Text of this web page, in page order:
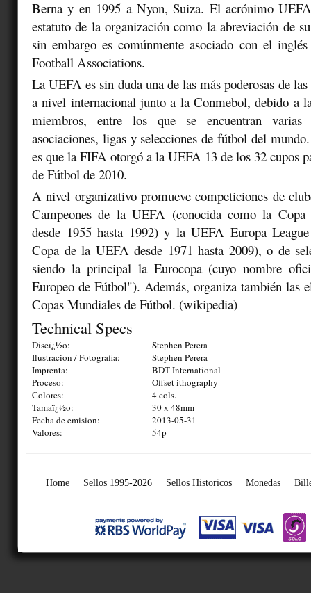
Berna y en 1995 a Nyon, Suiza. El acrónimo
estatuto de la organización como la abreviación de
sin embargo es comúnmente asociado con el
Football Associations.
La UEFA es sin duda una de las más poderosas de las
a nivel internacional junto a la Conmebol, debido a
miembros, entre los que se encuentran
asociaciones, ligas y selecciones de fútbol del
es que la FIFA otorgó a la UEFA 13 de los 32 cupos
de Fútbol de 2010.
A nivel organizativo promueve competiciones de
Campeones de la UEFA (conocida como la Copa
desde 1955 hasta 1992) y la UEFA Europa
Copa de la UEFA desde 1971 hasta 2009), o de
siendo la principal la Eurocopa (cuyo nombre
Europeo de Fútbol"). Además, organiza también las
Copas Mundiales de Fútbol. (wikipedia)
Technical Specs
Diseï¿½o:
Stephen Perera
Ilustracion / Fotografia:
Stephen Perera
Imprenta:
BDT International
Proceso:
Offset ithography
Colores:
4 cols.
Tamaï¿½o:
30 x 48mm
Fecha de emision:
2013-05-31
Valores:
54p
Home Sellos 1995-2026 Sellos Historicos Monedas